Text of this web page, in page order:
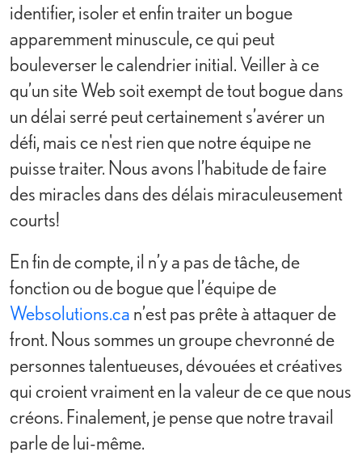
identifier, isoler et enfin traiter un bogue
apparemment minuscule, ce qui peut
bouleverser le calendrier initial. Veiller à ce
qu’un site Web soit exempt de tout bogue dans
un délai serré peut certainement s’avérer un
défi, mais ce n'est rien que notre équipe ne
puisse traiter. Nous avons l’habitude de faire
des miracles dans des délais miraculeusement
courts!
En fin de compte, il n’y a pas de tâche, de
fonction ou de bogue que l’équipe de
Websolutions.ca n’est pas prête à attaquer de
front. Nous sommes un groupe chevronné de
personnes talentueuses, dévouées et créatives
qui croient vraiment en la valeur de ce que nous
créons. Finalement, je pense que notre travail
parle de lui-même.